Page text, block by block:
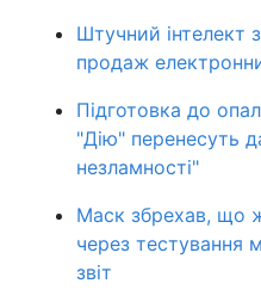
Штучний інтелект
продаж
Підготовка до
"Дію" перенесуть
незламності"
Маск збрехав, що
через тестування
звіт